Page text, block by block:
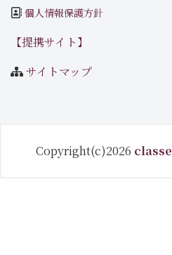
個人情報保護方針
【提携サイト】
サイトマップ
Copyright(c)2026 classe